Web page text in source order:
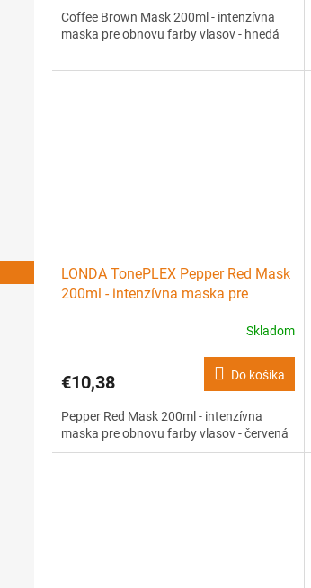
Coffee Brown Mask 200ml - intenzívna
maska pre obnovu farby vlasov - hnedá
LONDA TonePLEX Pepper Red Mask
200ml - intenzívna maska pre
Skladom
€10,38 Do košíka
Pepper Red Mask 200ml - intenzívna
maska pre obnovu farby vlasov - červená